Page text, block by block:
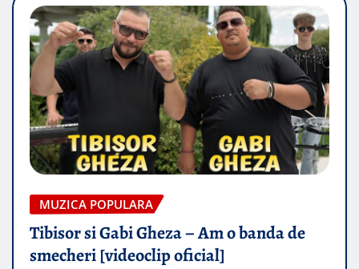
MUZICA POPULARA
Tibisor si Gabi Gheza – Am o banda de
smecheri [videoclip oficial]